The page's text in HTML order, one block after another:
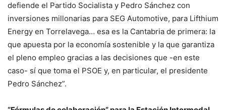
defiende el Partido Socialista y Pedro Sánchez con
inversiones millonarias para SEG Automotive, para Lifthium
Energy en Torrelavega… esa es la Cantabria de primera: la
que apuesta por la economía sostenible y la que garantiza
el pleno empleo gracias a las decisiones que -en este
caso- sí que toma el PSOE y, en particular, el presidente
Pedro Sánchez”.